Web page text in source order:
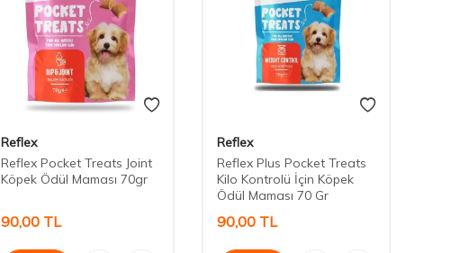
Reflex
Reflex Pocket Treats Joint
Köpek Ödül Maması 70gr
90,00 TL
Reflex
Reflex Plus Pocket Treats
Kilo Kontrolü İçin Köpek
Ödül Maması 70 Gr
90,00 TL